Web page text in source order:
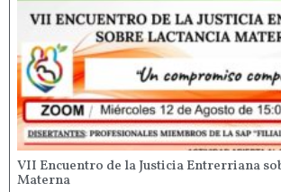
VII Encuentro de la Justicia Entrerriana
Materna